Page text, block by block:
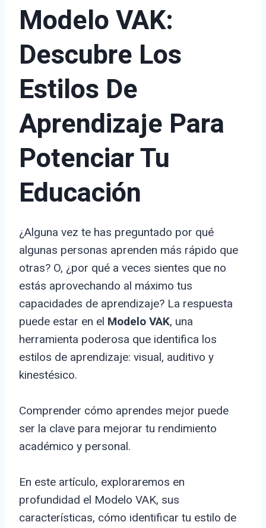
Modelo VAK:
Descubre Los
Estilos De
Aprendizaje Para
Potenciar Tu
Educación
¿Alguna vez te has preguntado por qué
algunas personas aprenden más rápido que
otras? O, ¿por qué a veces sientes que no
estás aprovechando al máximo tus
capacidades de aprendizaje? La respuesta
puede estar en el Modelo VAK, una
herramienta poderosa que identifica los
estilos de aprendizaje: visual, auditivo y
kinestésico.
Comprender cómo aprendes mejor puede
ser la clave para mejorar tu rendimiento
académico y personal.
En este artículo, exploraremos en
profundidad el Modelo VAK, sus
características, cómo identificar tu estilo de